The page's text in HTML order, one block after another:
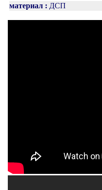
материал : ДСП